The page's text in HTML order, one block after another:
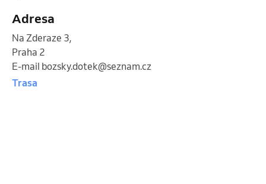
Adresa
Na Zderaze 3,
Praha 2
E-mail bozsky.dotek@seznam.cz
Trasa